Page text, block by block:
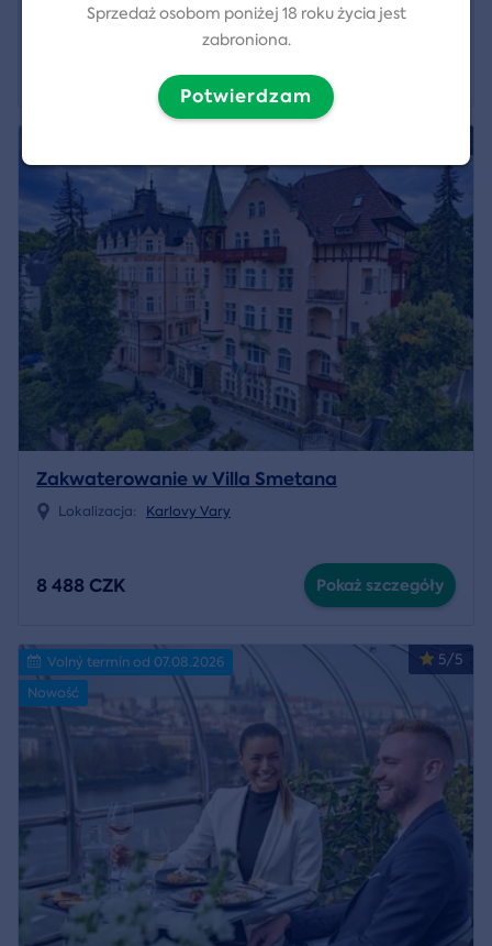
Lokalizacja: Vídeň
Zakwaterowanie w Villa Smetana
Lokalizacja: Karlovy Vary
8 488 CZK Pokaż szczegóły
5/5
Volný termín od 07.08.2026
Nowość
Sprzedaż osobom poniżej 18 roku życia jest
zabroniona.
Potwierdzam